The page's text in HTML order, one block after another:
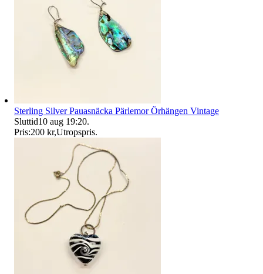
Sterling Silver Pauasnäcka Pärlemor Örhängen Vintage
Sluttid10 aug 19:20.
Pris:200 kr,Utropspris.